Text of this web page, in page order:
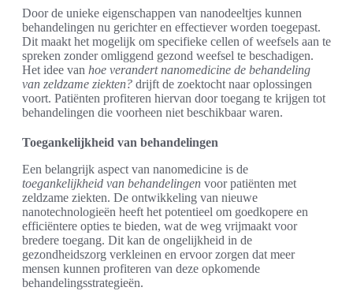
Door de unieke eigenschappen van nanodeeltjes kunnen
behandelingen nu gerichter en effectiever worden toegepast.
Dit maakt het mogelijk om specifieke cellen of weefsels aan te
spreken zonder omliggend gezond weefsel te beschadigen.
Het idee van hoe verandert nanomedicine de behandeling
van zeldzame ziekten? drijft de zoektocht naar oplossingen
voort. Patiënten profiteren hiervan door toegang te krijgen tot
behandelingen die voorheen niet beschikbaar waren.
Toegankelijkheid van behandelingen
Een belangrijk aspect van nanomedicine is de
toegankelijkheid van behandelingen voor patiënten met
zeldzame ziekten. De ontwikkeling van nieuwe
nanotechnologieën heeft het potentieel om goedkopere en
efficiëntere opties te bieden, wat de weg vrijmaakt voor
bredere toegang. Dit kan de ongelijkheid in de
gezondheidszorg verkleinen en ervoor zorgen dat meer
mensen kunnen profiteren van deze opkomende
behandelingsstrategieën.